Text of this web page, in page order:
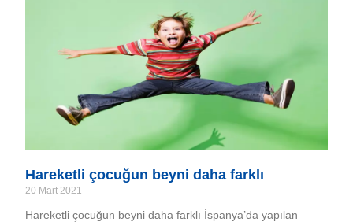
Hareketli çocuğun beyni daha farklı
20 Mart 2021
Hareketli çocuğun beyni daha farklı İspanya’da yapılan